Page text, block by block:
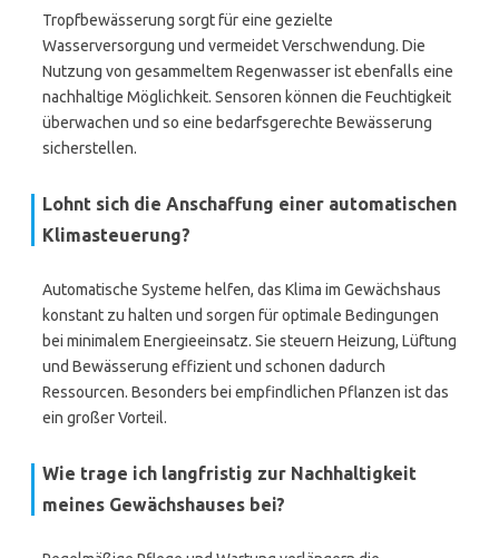
Tropfbewässerung sorgt für eine gezielte
Wasserversorgung und vermeidet Verschwendung. Die
Nutzung von gesammeltem Regenwasser ist ebenfalls eine
nachhaltige Möglichkeit. Sensoren können die Feuchtigkeit
überwachen und so eine bedarfsgerechte Bewässerung
sicherstellen.
Lohnt sich die Anschaffung einer automatischen
Klimasteuerung?
Automatische Systeme helfen, das Klima im Gewächshaus
konstant zu halten und sorgen für optimale Bedingungen
bei minimalem Energieeinsatz. Sie steuern Heizung, Lüftung
und Bewässerung effizient und schonen dadurch
Ressourcen. Besonders bei empfindlichen Pflanzen ist das
ein großer Vorteil.
Wie trage ich langfristig zur Nachhaltigkeit
meines Gewächshauses bei?